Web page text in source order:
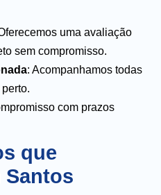
uma avaliação
sem compromisso.
: Acompanhamos todas
com prazos
que
Santos